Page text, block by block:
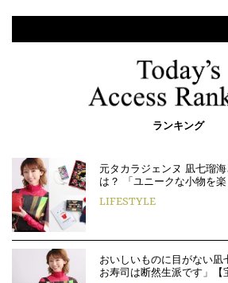
ランキング
元タカラジェンヌ 凪七瑠
は？ 「ユニークな小物を
LIFESTYLE
おいしいものに目がない凪
お寿司は断然生派です」【